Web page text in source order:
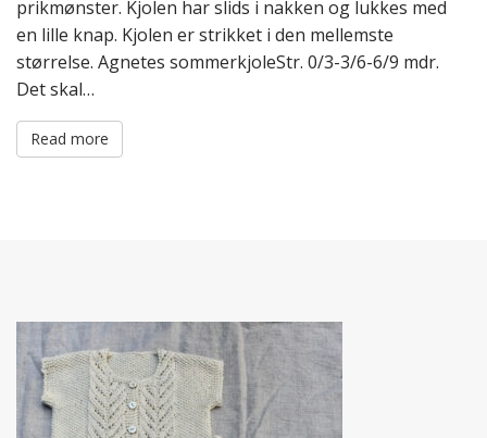
prikmønster. Kjolen har slids i nakken og lukkes med
en lille knap. Kjolen er strikket i den mellemste
størrelse. Agnetes sommerkjoleStr. 0/3-3/6-6/9 mdr.
Det skal…
Read more